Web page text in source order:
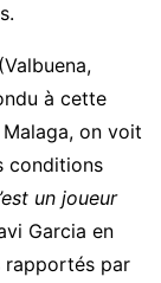
à cette
on voit
conditions
un joueur
Garcia en
rapportés par